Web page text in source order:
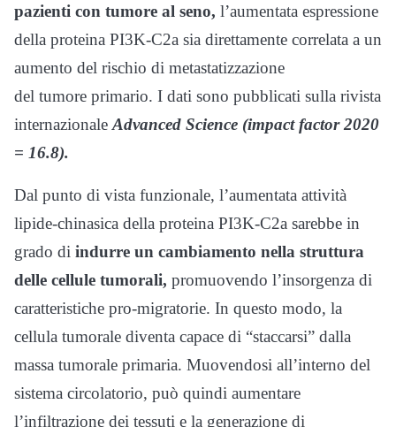
pazienti con tumore al seno, l’aumentata espressione
della proteina PI3K-C2a sia direttamente correlata a un
aumento del rischio di metastatizzazione
del tumore primario. I dati sono pubblicati sulla rivista
internazionale Advanced Science (impact factor 2020
= 16.8).
Dal punto di vista funzionale, l’aumentata attività
lipide-chinasica della proteina PI3K-C2a sarebbe in
grado di indurre un cambiamento nella struttura
delle cellule tumorali, promuovendo l’insorgenza di
caratteristiche pro-migratorie. In questo modo, la
cellula tumorale diventa capace di “staccarsi” dalla
massa tumorale primaria. Muovendosi all’interno del
sistema circolatorio, può quindi aumentare
l’infiltrazione dei tessuti e la generazione di